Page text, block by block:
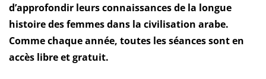
d’approfondir leurs connaissances de la longue
histoire des femmes dans la civilisation arabe.
Comme chaque année, toutes les séances sont en
accès libre et gratuit.